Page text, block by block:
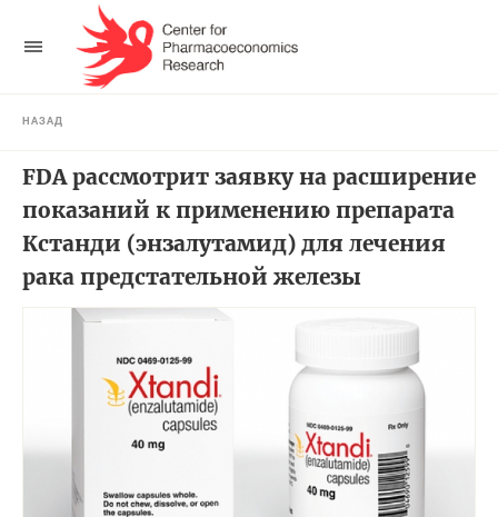
НАЗАД
FDA рассмотрит заявку на расширение
показаний к применению препарата
Кстанди (энзалутамид) для лечения
рака предстательной железы